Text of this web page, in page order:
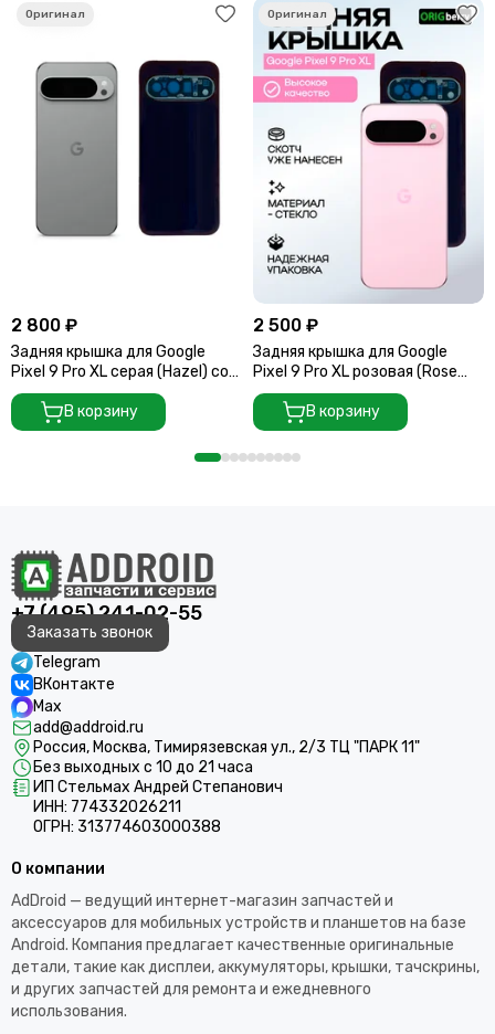
2 800 ₽
Задняя крышка для Google
Pixel 9 Pro XL серая (Hazel) со
стеклом камеры
В корзину
2 500 ₽
Задняя крышка для Google
Pixel 9 Pro XL розовая (Rose
Quartsz) со стеклом камеры
В корзину
+7 (495) 241-02-55
Заказать звонок
Telegram
ВКонтакте
Max
add@addroid.ru
Россия, Москва, Тимирязевская ул., 2/3 ТЦ "ПАРК 11"
Без выходных с 10 до 21 часа
ИП Стельмах Андрей Степанович
ИНН: 774332026211
ОГРН: 313774603000388
О компании
AdDroid — ведущий интернет-магазин запчастей и
аксессуаров для мобильных устройств и планшетов на базе
Android. Компания предлагает качественные оригинальные
детали, такие как дисплеи, аккумуляторы, крышки, тачскрины,
и других запчастей для ремонта и ежедневного
использования.​